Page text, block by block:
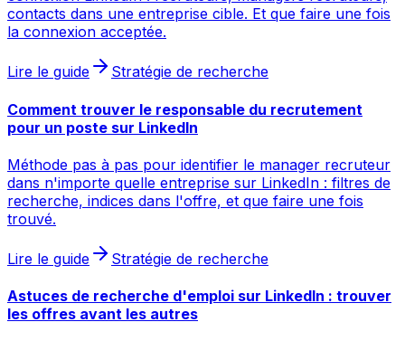
contacts dans une entreprise cible. Et que faire une fois
la connexion acceptée.
Lire le guide Stratégie de recherche
Comment trouver le responsable du recrutement
pour un poste sur LinkedIn
Méthode pas à pas pour identifier le manager recruteur
dans n'importe quelle entreprise sur LinkedIn : filtres de
recherche, indices dans l'offre, et que faire une fois
trouvé.
Lire le guide Stratégie de recherche
Astuces de recherche d'emploi sur LinkedIn : trouver
les offres avant les autres